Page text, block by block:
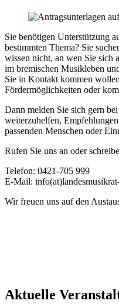
Sie benötigen Unterstützung
bestimmten Thema? Sie
wissen nicht, an wen Sie sich
im bremischen Musikleben
Sie in Kontakt kommen
Fördermöglichkeiten oder
Dann melden Sie sich gern
weiterzuhelfen,
passenden Menschen oder
Rufen Sie uns an oder
Telefon: 0421-705 999
E-Mail:
Wir freuen uns auf den
Aktuelle